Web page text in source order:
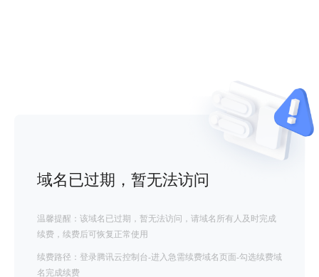
域名已过期，暂无法访问
温馨提醒：该域名已过期，暂无法访问，请域名所有人及时完成
续费，续费后可恢复正常使用
续费路径：登录腾讯云控制台-进入急需续费域名页面-勾选续费域
名完成续费